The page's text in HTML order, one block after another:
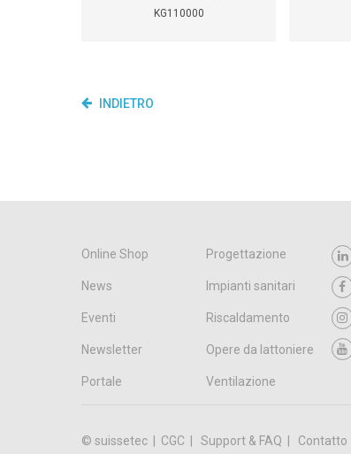
KG110000
INDIETRO
Online Shop Progettazione
News Impianti sanitari
Eventi Riscaldamento
Newsletter Opere da lattoniere
Portale Ventilazione
© suissetec | CGC Support & FAQ Contatto